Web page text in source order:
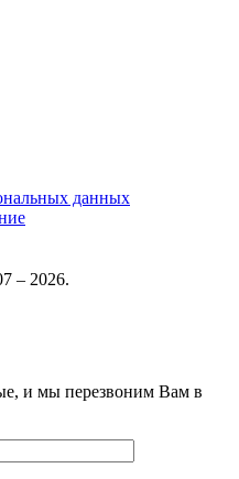
данных
– 2026.
и мы перезвоним Вам в